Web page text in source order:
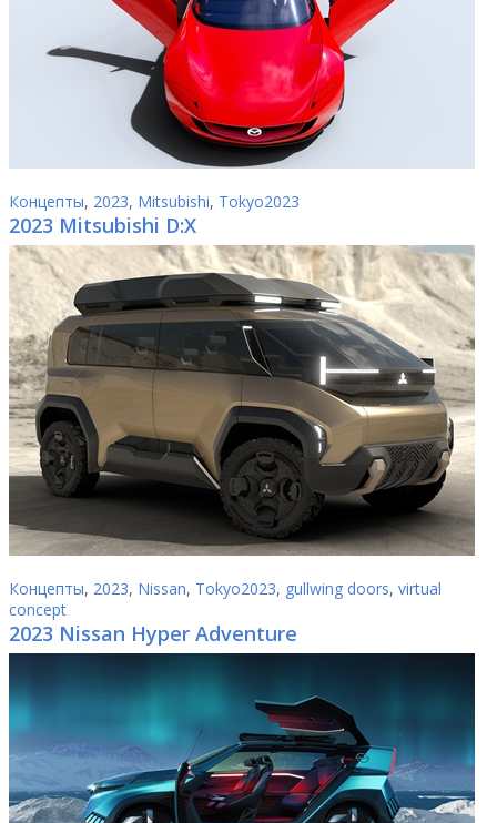
Концепты, 2023, Mitsubishi, Tokyo2023
2023 Mitsubishi D:X
Концепты, 2023, Nissan, Tokyo2023, gullwing doors, virtual
concept
2023 Nissan Hyper Adventure